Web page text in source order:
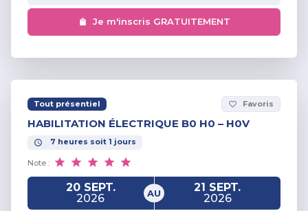
Je m'inscris GRATUITEMENT
Tout présentiel favorite_border Favoris
HABILITATION ÉLECTRIQUE B0 H0 – H0V
7 heures soit 1 jours
Note :
20 SEPT.
2026
AU
21 SEPT.
2026